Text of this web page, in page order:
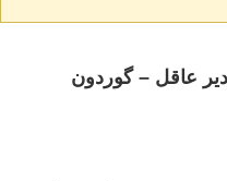
عاقل – گوردون